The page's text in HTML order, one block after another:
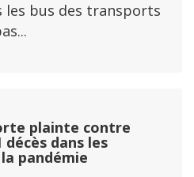
les bus des transports
plainte contre
décès dans les
pandémie